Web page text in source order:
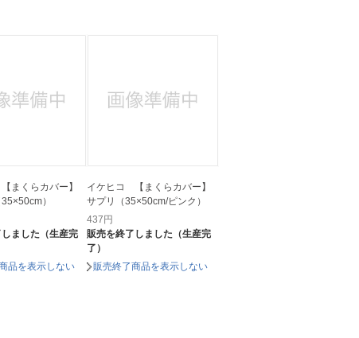
まくらカバー】
）
ました（生産完
品を表示しない
イケヒコ 【まくらカバー】
サプリ（35×50cm/ピンク）
437円
販売を終了しました（生産完
了）
販売終了商品を表示しない